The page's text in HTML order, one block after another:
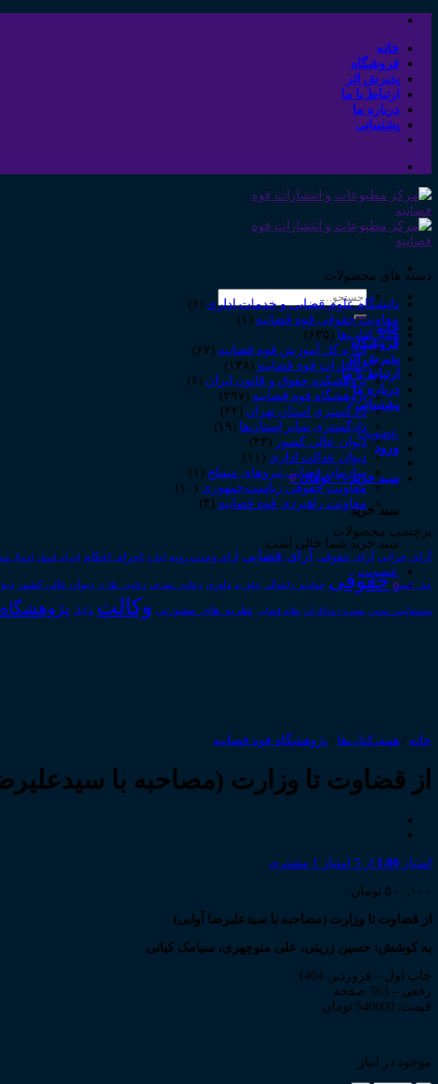
Skip
contentخانه
فروشگاه
پذیرش اثر
ارتباط با ما
درباره ما
پشتیبانی
جستجو
برای:
خانه
فروشگاه
پذیرش اثر
ارتباط با ما
درباره ما
پشتیبانی
عضویت
ورود
سبد خرید /۰ تومان 0
سبد خرید
سبد خرید شما خالی است.
عضویت
0
دسته های محصولات
دانشگاه علوم قضایی و خدمات اداری (۶)
معاونت حقوقی قوه قضاییه (۱)
همه‌ـ‌کتاب‌ها (۶۳۵)
اداره کل آموزش قوه قضاییه (۶۷)
انتشارات قوه قضاییه (۱۳۸)
پژوهشکده حقوق و قانون ایران (۶)
پژوهشگاه قوه قضاییه (۲۹۷)
دادگستری استان تهران (۲۲)
دادگستری سایر استان‌ها (۱۹)
دیوان عالی کشور (۴۴)
دیوان عدالت اداری (۱۱)
سازمان قضایی نیروهای مسلح (۱)
معاونت حقوقی ریاست‌جمهوری (۱۰)
معاونت راهبردی قوه قضاییه (۴)
برچسب محصولات
آرای جزایی آرای حقوقی آرای قضایی آرای وحدت رویه اجاره اجرای احکام اجرای اسناد احوال
حق_کسب حقوقی حوادث_رانندگی خلع_ید داوری دعاوی_تصرف دعاوی_طاری دیوان عالی کشور
مسئولیت_مدنی مشروح مذاکرات نظام قضایی نظریه_های_مشورتی وکالت وکیل
خانه / همه‌ـ‌کتاب‌ها / پژوهشگاه قوه قضاییه
از قضاوت تا وزارت (مصاحبه با
امتیاز 1.00 از 5 امتیاز 1 مشتری
۵۰۰,۰۰۰ تومان
از قضاوت تا وزارت (مصاحبه با سیدعلیرضا آوایی)
به کوشش: حسین زرینی، علی منوچهری، سیامک کیانی
چاپ اول – فروردین 1404
رقعی – 563 صفحه
قیمت: 540000 تومان
موجود در انبار